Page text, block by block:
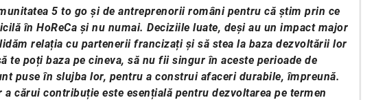
5 to go și de antreprenorii români pentru că știm prin ce
în HoReCa și nu numai. Deciziile luate, deși au un impact major
relația cu partenerii francizați și să stea la baza dezvoltării lor
te poți baza pe cineva, să nu fii singur în aceste perioade de
puse în slujba lor, pentru a construi afaceri durabile, împreună.
cărui contribuție este esențială pentru dezvoltarea pe termen